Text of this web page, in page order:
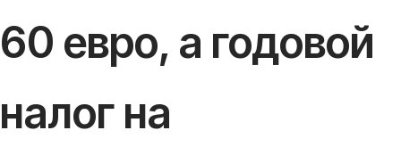
60 евро, а годовой
налог на